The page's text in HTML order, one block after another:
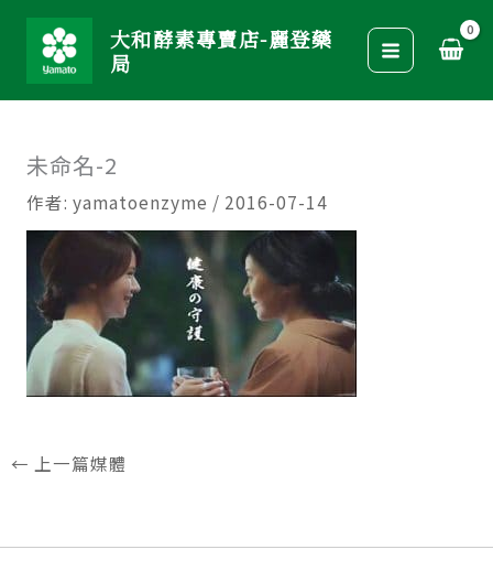
要
大和酵素專賣店-麗登藥
局
未命名-2
作者: yamatoenzyme / 2016-07-14
← 上一篇媒體